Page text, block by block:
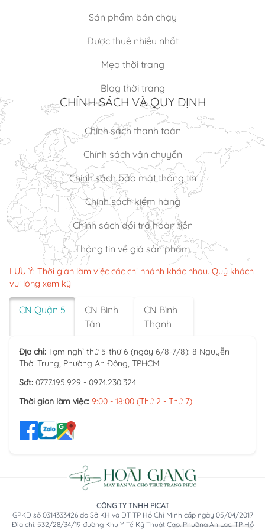
Sản phẩm bán chạy
Được thuê nhiều nhất
Mẹo thời trang
Blog thời trang
CHÍNH SÁCH VÀ QUY ĐỊNH
Chính sách thanh toán
Chính sách vận chuyển
Chính sách bảo mật thông tin
Chính sách kiểm hàng
Chính sách đổi trả hoàn tiền
Thông tin về giá sản phẩm
LƯU Ý: Thời gian làm việc các chi nhánh khác nhau. Quý khách
vui lòng xem kỹ
CN Quận 5
CN Bình
Tân
CN Bình
Thạnh
Địa chỉ: Tạm nghỉ thứ 5-thứ 6 (ngày 6/8-7/8): 8 Nguyễn
Thời Trung, Phường An Đông, TPHCM
Sđt: 0777.195.929 - 0974.230.324
Thời gian làm việc: 9:00 - 18:00 (Thứ 2 - Thứ 7)
CÔNG TY TNHH PICAT
GPKD số 0314333426 do Sở KH và ĐT TP Hồ Chí Minh cấp ngày 05/04/2017
Địa chỉ: 532/28/34/19 đường Khu Y Tế Kỹ Thuật Cao, Phường An Lạc, TP Hồ